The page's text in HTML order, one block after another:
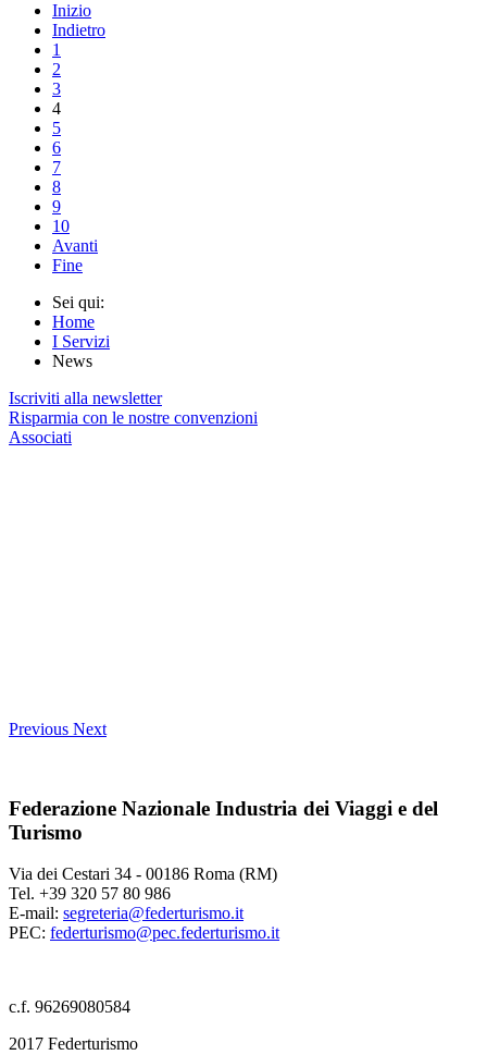
Inizio
Indietro
1
2
3
4
5
6
7
8
9
10
Avanti
Fine
Sei qui:
Home
I Servizi
News
Iscriviti alla newsletter
Risparmia con le nostre convenzioni
Associati
Previous Next
Federazione Nazionale Industria dei Viaggi e del
Turismo
Via dei Cestari 34 - 00186 Roma (RM)
Tel. +39 320 57 80 986
E-mail: segreteria@federturismo.it
PEC: federturismo@pec.federturismo.it
c.f. 96269080584
2017 Federturismo